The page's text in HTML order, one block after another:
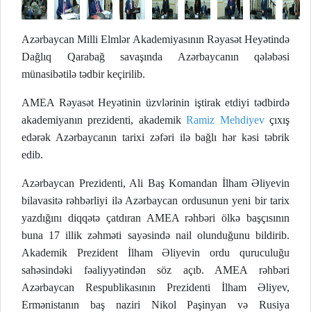
Azərbaycan Milli Elmlər Akademiyasının Rəyasət Heyətində
Dağlıq Qarabağ savaşında Azərbaycanın qələbəsi
münasibətilə tədbir keçirilib.
AMEA Rəyasət Heyətinin üzvlərinin iştirak etdiyi tədbirdə
akademiyanın prezidenti, akademikRamiz Mehdiyevçıxış
edərək Azərbaycanın tarixi zəfəri ilə bağlı hər kəsi təbrik
edib.
Azərbaycan Prezidenti, Ali Baş Komandan İlham Əliyevin
bilavasitə rəhbərliyi ilə Azərbaycan ordusunun yeni bir tarix
yazdığını diqqətə çatdıran AMEA rəhbəri ölkə başçısının
buna 17 illik zəhməti sayəsində nail olunduğunu bildirib.
Akademik Prezident İlham Əliyevin ordu quruculuğu
sahəsindəki fəaliyyətindən söz açıb. AMEA rəhbəri
Azərbaycan Respublikasının Prezidenti İlham Əliyev,
Ermənistanın baş naziri Nikol Paşinyan və Rusiya